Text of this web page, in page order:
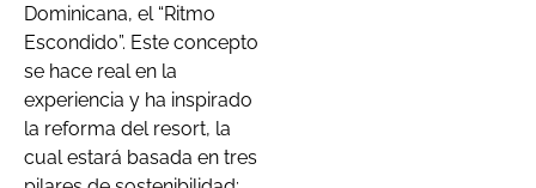
Dominicana, el “Ritmo
Escondido”. Este concepto
se hace real en la
experiencia y ha inspirado
la reforma del resort, la
cual estará basada en tres